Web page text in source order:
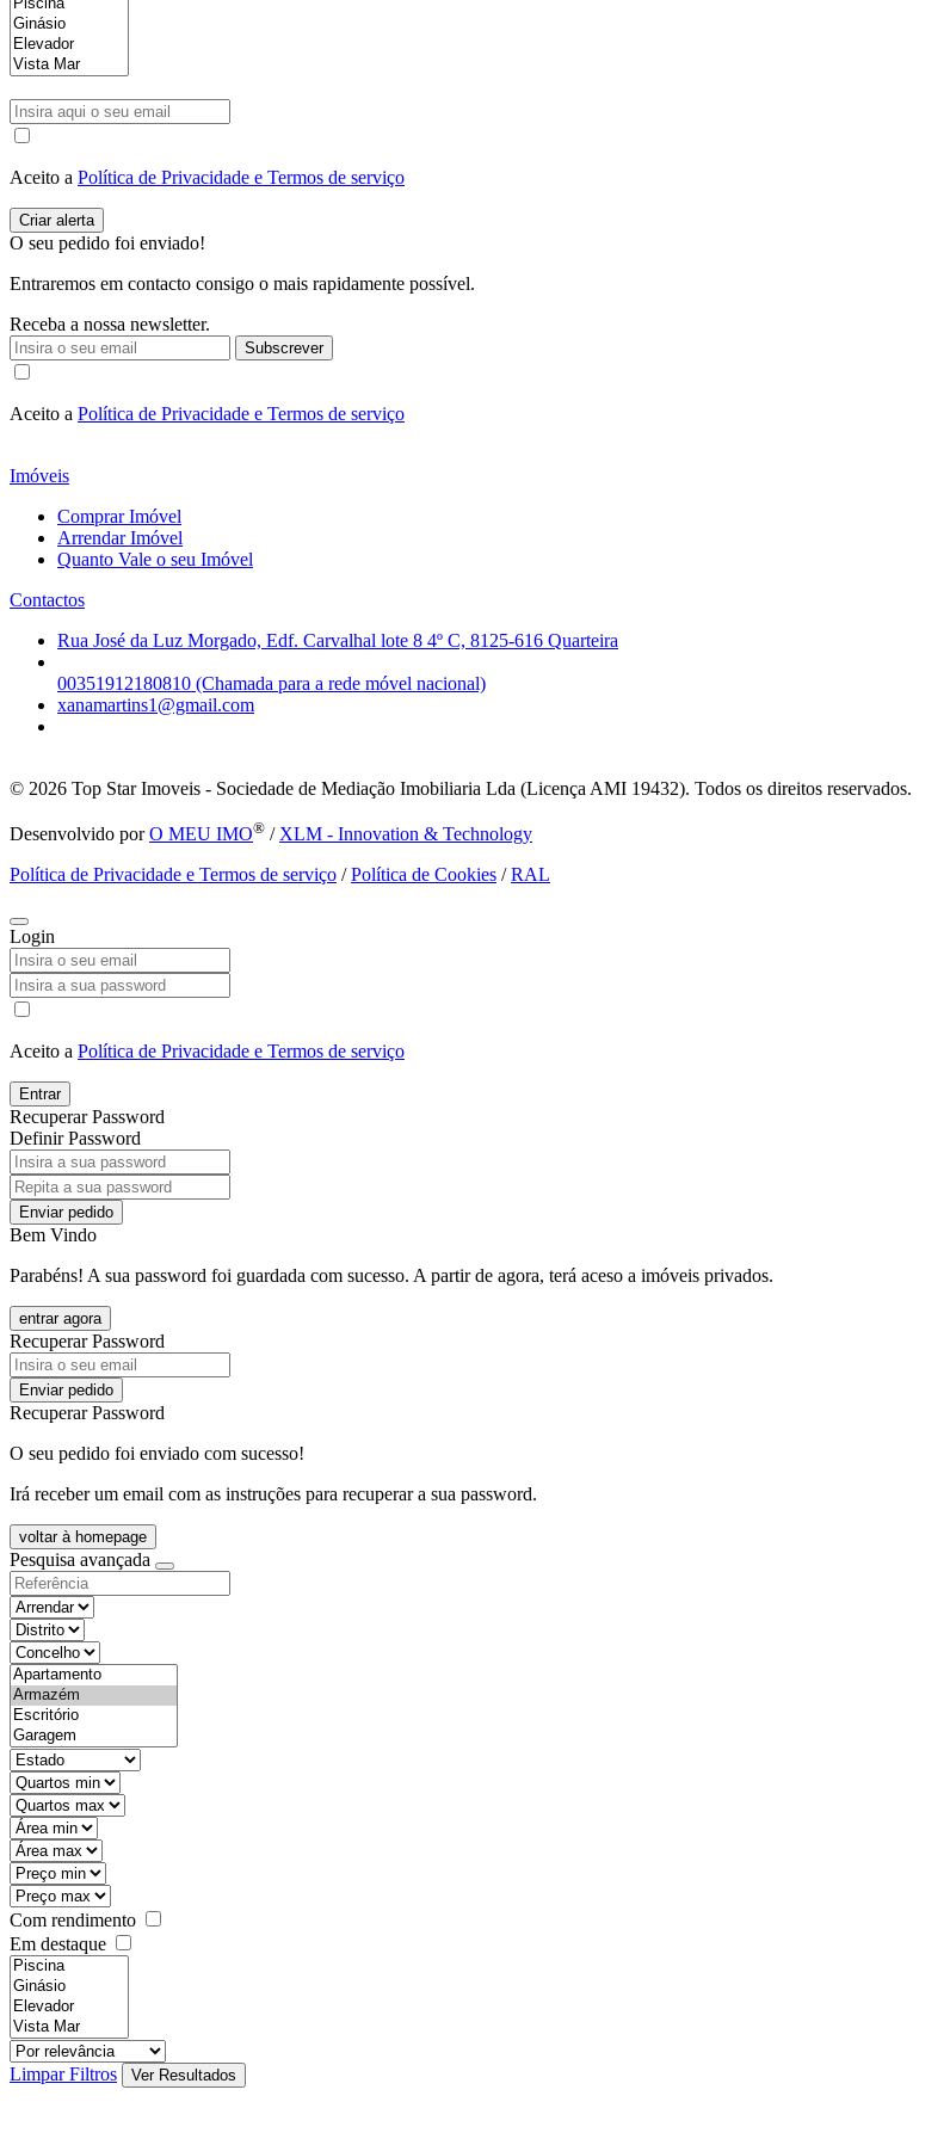
Aceito a Política de Privacidade e Termos de serviço
O seu pedido foi enviado!
Entraremos em contacto consigo o mais rapidamente possível.
Receba a nossa newsletter.
Subscrever
Aceito a Política de Privacidade e Termos de serviço
Imóveis
Comprar Imóvel
Arrendar Imóvel
Quanto Vale o seu Imóvel
Contactos
Rua José da Luz Morgado, Edf. Carvalhal lote 8 4º C, 8125-616 Quarteira
00351912180810 (Chamada para a rede móvel nacional)
xanamartins1@gmail.com
© 2026 Top Star Imoveis - Sociedade de Mediação Imobiliaria Lda (Licença AMI 19432). Todos os direitos reservados.
Desenvolvido porO MEU IMO® / XLM - Innovation & Technology
Política de Privacidade e Termos de serviço /Política de Cookies /RAL
Login
Aceito a Política de Privacidade e Termos de serviço
Entrar
Recuperar Password
Definir Password
Enviar pedido
Bem Vindo
Parabéns! A sua password foi guardada com sucesso. A partir de agora, terá aceso a imóveis privados.
entrar agora
Recuperar Password
Enviar pedido
Recuperar Password
O seu pedido foi enviado com sucesso!
Irá receber um email com as instruções para recuperar a sua password.
voltar à homepage
Pesquisa avançada
objective
districtId
countyId
types
state
mintypo
maxtypo
minarea
maxarea
minprice
maxprice
Com rendimento
Em destaque
features
realestateOrder
Limpar Filtros
Ver Resultados